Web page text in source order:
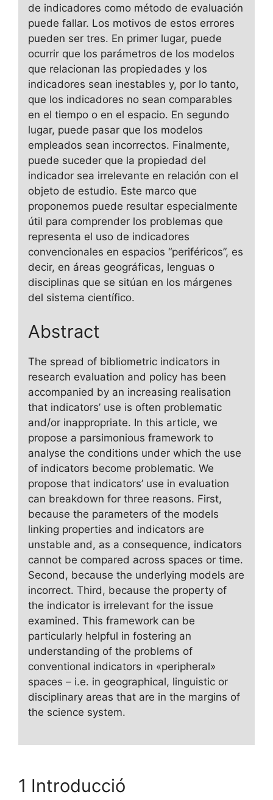
de indicadores como método de evaluación
puede fallar. Los motivos de estos errores
pueden ser tres. En primer lugar, puede
ocurrir que los parámetros de los modelos
que relacionan las propiedades y los
indicadores sean inestables y, por lo tanto,
que los indicadores no sean comparables
en el tiempo o en el espacio. En segundo
lugar, puede pasar que los modelos
empleados sean incorrectos. Finalmente,
puede suceder que la propiedad del
indicador sea irrelevante en relación con el
objeto de estudio. Este marco que
proponemos puede resultar especialmente
útil para comprender los problemas que
representa el uso de indicadores
convencionales en espacios “periféricos”, es
decir, en áreas geográficas, lenguas o
disciplinas que se sitúan en los márgenes
del sistema científico.
Abstract
The spread of bibliometric indicators in
research evaluation and policy has been
accompanied by an increasing realisation
that indicators’ use is often problematic
and/or inappropriate. In this article, we
propose a parsimonious framework to
analyse the conditions under which the use
of indicators become problematic. We
propose that indicators’ use in evaluation
can breakdown for three reasons. First,
because the parameters of the models
linking properties and indicators are
unstable and, as a consequence, indicators
cannot be compared across spaces or time.
Second, because the underlying models are
incorrect. Third, because the property of
the indicator is irrelevant for the issue
examined. This framework can be
particularly helpful in fostering an
understanding of the problems of
conventional indicators in «peripheral»
spaces – i.e. in geographical, linguistic or
disciplinary areas that are in the margins of
the science system.
1 Introducció